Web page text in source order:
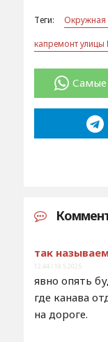
Теги:
Окружная
капремонт улицы
Самые
так
12:44 / 19.5.2025
явно опять
где канава
на дороге.